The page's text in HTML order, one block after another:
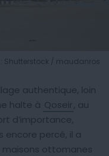
: Shutterstock / maudanros
authentique, loin
halte à Qoseir , au
d’importance,
encore percé, il a
maisons ottomanes